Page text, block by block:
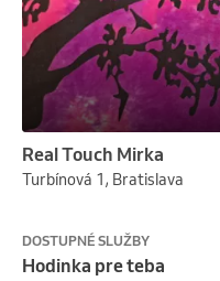
Real Touch Mirka
Turbínová 1, Bratislava
DOSTUPNÉ SLUŽBY
Hodinka pre teba